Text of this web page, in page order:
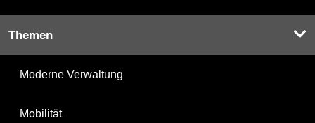
Themen
Moderne Verwaltung
Mobilität